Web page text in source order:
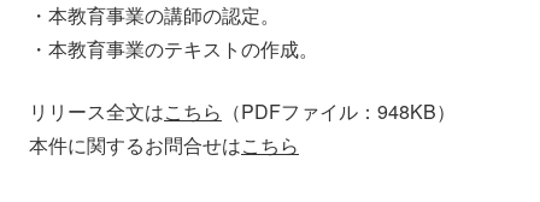
・本教育事業の講師の認定。
・本教育事業のテキストの作成。
リリース全文はこちら （PDFファイル：948KB）
本件に関するお問合せはこちら